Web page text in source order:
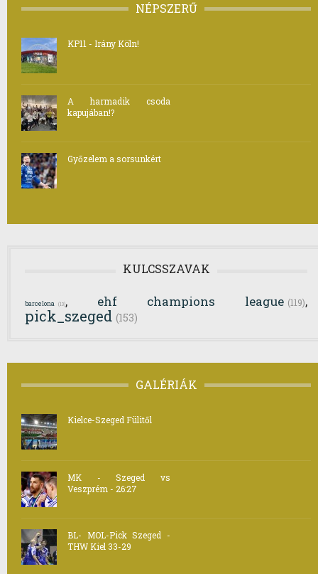
NÉPSZERŰ
KP11 - Irány Köln!
A harmadik csoda
kapujában!?
Győzelem a sorsunkért
KULCSSZAVAK
barcelona (13), ehf champions league (119),
pick_szeged (153)
GALÉRIÁK
Kielce-Szeged Fülitől
MK - Szeged vs
Veszprém - 26:27
BL- MOL-Pick Szeged -
THW Kiel 33-29